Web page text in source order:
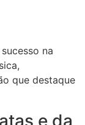
na
que destaque
e da